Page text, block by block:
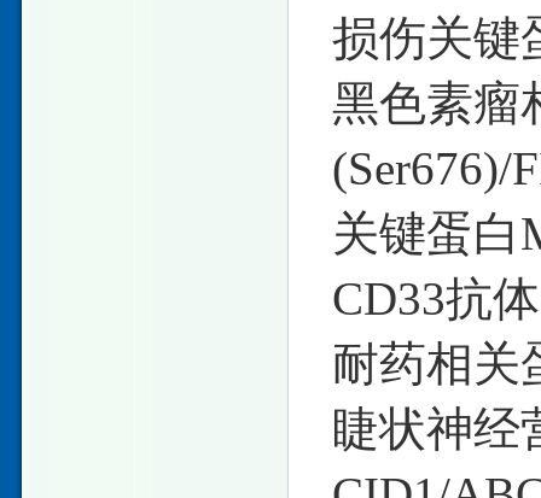
损伤关键
黑色素瘤
关键蛋白
CD33抗
耐药相关
睫状神经